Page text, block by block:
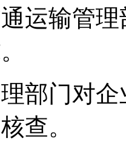
运输管
部门对
查。